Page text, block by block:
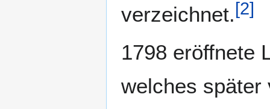
verzeichnet.[2]
1798 eröffnete
welches später